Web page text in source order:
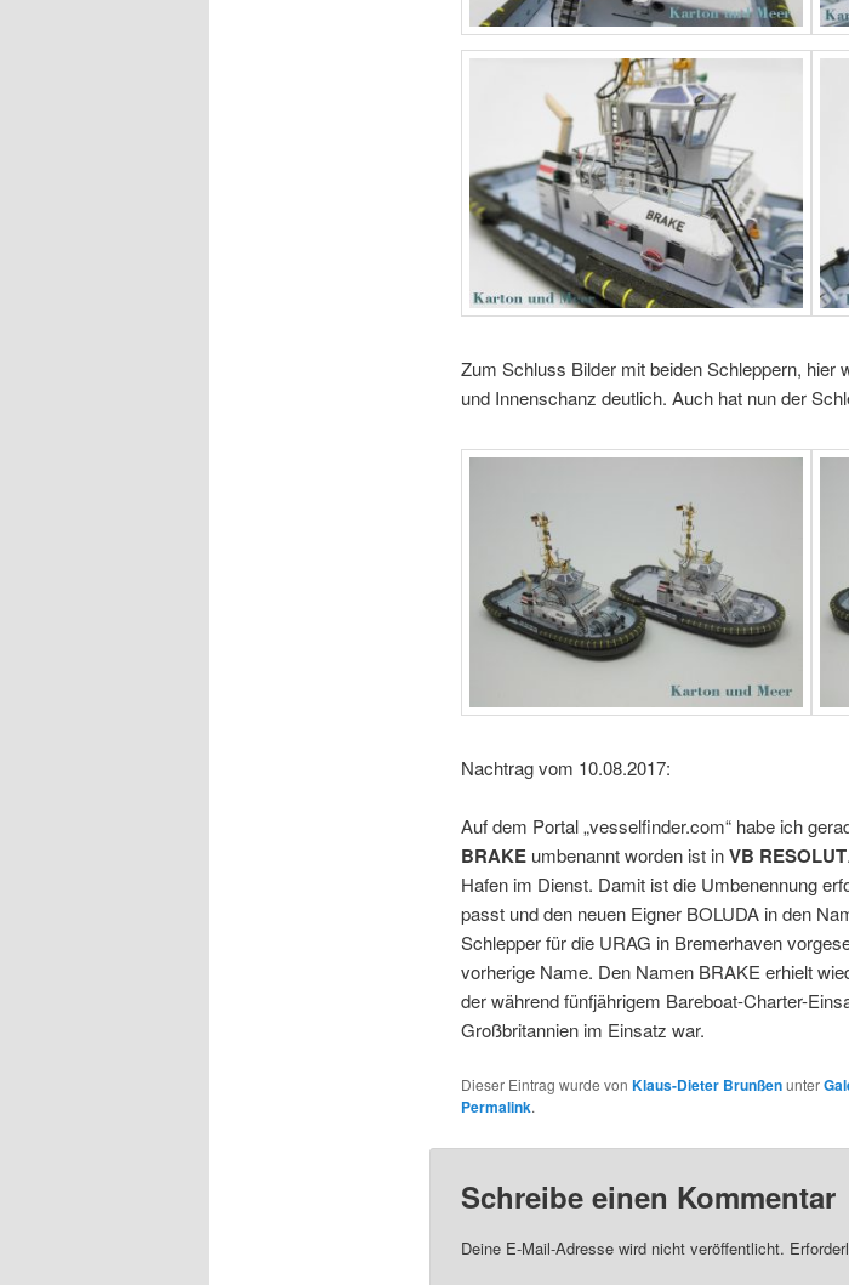
Zum Schluss Bilder mit beiden Schleppern, hier
und Innenschanz deutlich. Auch hat nun der
Nachtrag vom 10.08.2017:
Auf dem Portal „vesselfinder.com“ habe ich
BRAKEumbenannt worden ist inVB RESOLUT
Hafen im Dienst. Damit ist die Umbenennung
passt und den neuen Eigner BOLUDA in den
Schlepper für die URAG in Bremerhaven
vorherige Name. Den Namen BRAKE erhielt
der während fünfjährigem Bareboat-Charter-
Großbritannien im Einsatz war.
Dieser Eintrag wurde von Klaus-Dieter Brunßenunter
Permalink.
Schreibe einen Kommentar
Deine E-Mail-Adresse wird nicht veröffentlicht.